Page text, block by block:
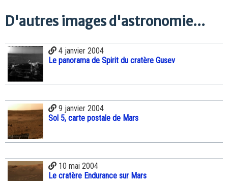
D'autres images d'astronomie...
4 janvier 2004
Le panorama de Spirit du cratère Gusev
9 janvier 2004
Sol 5, carte postale de Mars
10 mai 2004
Le cratère Endurance sur Mars